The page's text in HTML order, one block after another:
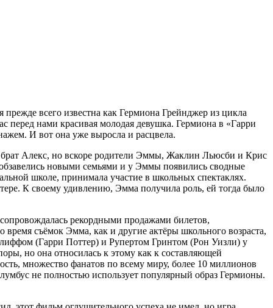
всего известна как Гермиона Грейнджер из цикла
перед нами красивая молодая девушка. Гермиона в «Гарри
И вот она уже выросла и расцвела.
Алекс, но вскоре родители Эммы, Жаклин Льюсби и Крис
новыми семьями и у Эммы появились сводные
школе, принимала участие в школьных спектаклях.
К своему удивлению, Эмма получила роль, ей тогда было
рекордными продажами билетов,
съёмок Эмма, как и другие актёры школьного возраста,
(Гарри Поттер) и Рупертом Гринтом (Рон Уизли) у
но она относилась к этому как к составляющей
множество фанатов по всему миру, более 10 миллионов
не полностью использует популярный образ Гермионы.